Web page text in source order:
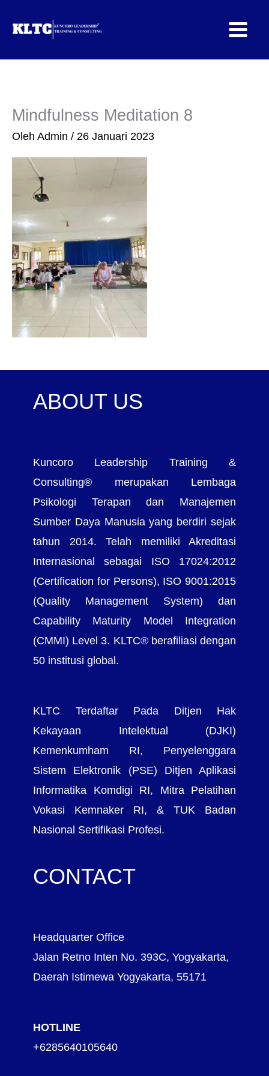
Mindfulness Meditation 8
Oleh Admin / 26 Januari 2023
ABOUT US
Kuncoro Leadership Training &
Consulting® merupakan Lembaga
Psikologi Terapan dan Manajemen
Sumber Daya Manusia yang berdiri sejak
tahun 2014. Telah memiliki Akreditasi
Internasional sebagai ISO 17024:2012
(Certification for Persons), ISO 9001:2015
(Quality Management System) dan
Capability Maturity Model Integration
(CMMI) Level 3. KLTC® berafiliasi dengan
50 institusi global.
KLTC Terdaftar Pada Ditjen Hak
Kekayaan Intelektual (DJKI)
Kemenkumham RI, Penyelenggara
Sistem Elektronik (PSE) Ditjen Aplikasi
Informatika Komdigi RI, Mitra Pelatihan
Vokasi Kemnaker RI, & TUK Badan
Nasional Sertifikasi Profesi.
CONTACT
Headquarter Office
Jalan Retno Inten No. 393C, Yogyakarta,
Daerah Istimewa Yogyakarta, 55171
HOTLINE
+6285640105640